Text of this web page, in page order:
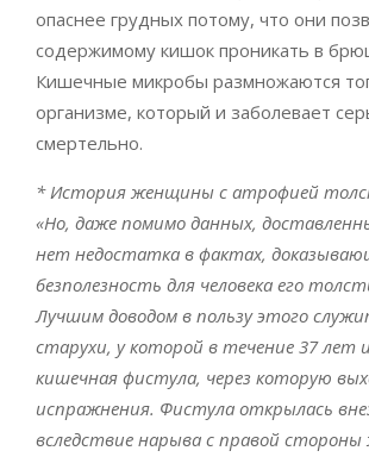
опаснее грудных потому, что они
содержимому кишок проникать в
Кишечные микробы размножаются
организме, который и заболевает
смертельно.
* История женщины с атрофией
«Но, даже помимо данных,
нет недостатка в фактах,
безполезность для человека его
Лучшим доводом в пользу этого
старухи, у которой в течение 37 лет
кишечная фистула, через которую
испражнения. Фистула открылась
вследствие нарыва с правой